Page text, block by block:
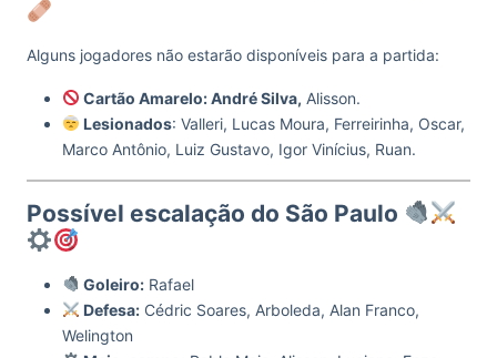
Alguns jogadores não estarão disponíveis para a partida:
Cartão Amarelo: André Silva, Alisson.
Lesionados: Valleri, Lucas Moura, Ferreirinha, Oscar,
Marco Antônio, Luiz Gustavo, Igor Vinícius, Ruan.
Possível escalação do São Paulo
Goleiro:Rafael
Defesa:Cédric Soares, Arboleda, Alan Franco,
Welington